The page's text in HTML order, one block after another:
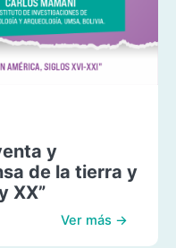
y
de la tierra y
XX”
Ver más →